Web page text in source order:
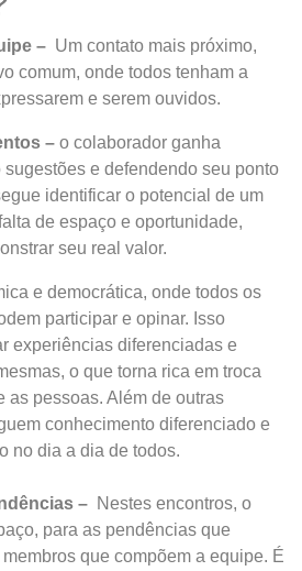
– Um contato mais próximo,
comum, onde todos tenham a
e serem ouvidos.
– o colaborador ganha
e defendendo seu ponto
identificar o potencial de um
de espaço e oportunidade,
seu real valor.
e democrática, onde todos os
participar e opinar. Isso
experiências diferenciadas e
o que torna rica em troca
as pessoas. Além de outras
conhecimento diferenciado e
no dia a dia de todos.
– Nestes encontros, o
para as pendências que
que compõem a equipe. É